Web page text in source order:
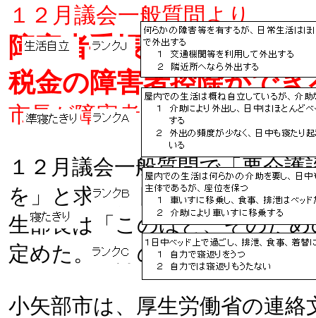
１２月議会一般質問より
障害者手帳が無くても…
税金の障害者控除ができ
市長が障害者と同程度と認定
１２月議会一般質問で「要介
を」と求めた日本共産党・砂
生部長は「このほど、そのた
定めた。１月の市報で周知し
小矢部市は、厚生労働省の連絡